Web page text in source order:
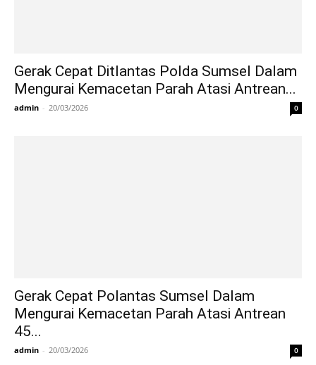
Gerak Cepat Ditlantas Polda Sumsel Dalam
Mengurai Kemacetan Parah Atasi Antrean...
admin - 20/03/2026 0
Gerak Cepat Polantas Sumsel Dalam
Mengurai Kemacetan Parah Atasi Antrean
45...
admin - 20/03/2026 0